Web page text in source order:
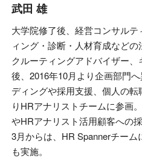
武田 雄
大学院修了後、経営コンサル
ィング・診断・人材育成など
クルーティングアドバイザー
後、2016年10月より企画部門
ディングや採用支援、個人の転
りHRアナリストチームに参画
やHRアナリスト活用顧客への
3月からは、HR Spannerチー
も実施。